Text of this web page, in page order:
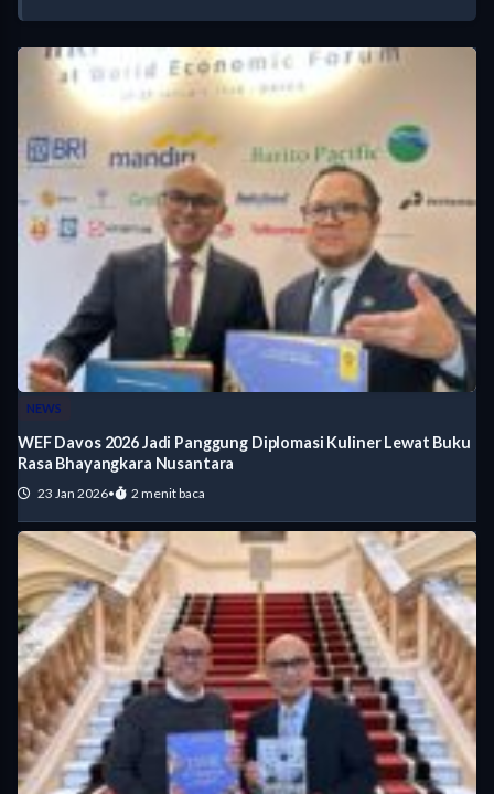
NEWS
WEF Davos 2026 Jadi Panggung Diplomasi Kuliner Lewat Buku
Rasa Bhayangkara Nusantara
23 Jan 2026• 2 menit baca